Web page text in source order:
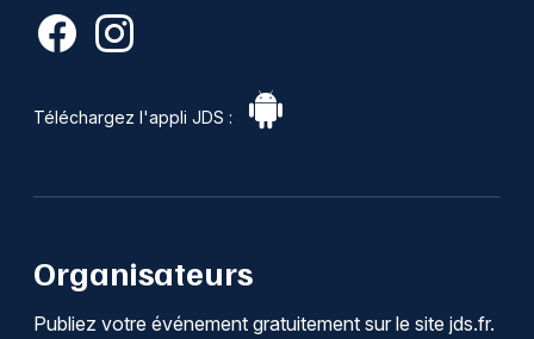
Téléchargez l'appli JDS :
Organisateurs
Publiez votre événement gratuitement sur le site jds.fr.